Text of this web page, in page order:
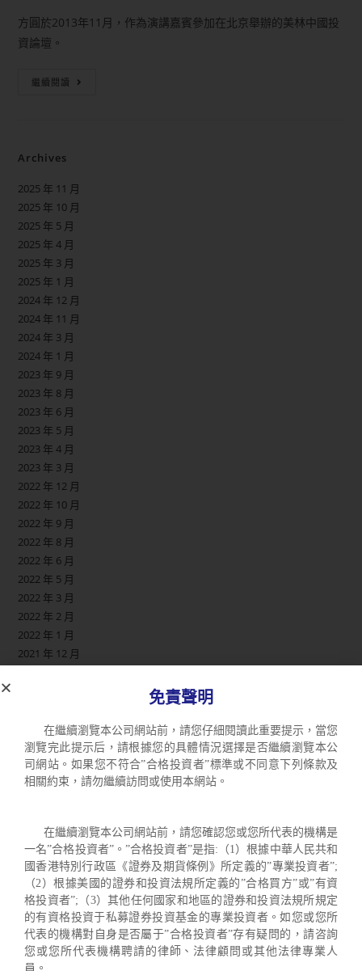
方圓於2013年11月，作為演講嘉賓參加在北京舉辦的美林中國投
資論壇。
繼續閱讀
Archives
2025 年 11 月
2025 年 10 月
2025 年 5 月
2025 年 4 月
2025 年 3 月
2025 年 1 月
2024 年 12 月
2024 年 11 月
2024 年 3 月
2024 年 1 月
2023 年 9 月
2023 年 8 月
2023 年 6 月
2023 年 5 月
2023 年 4 月
2023 年 3 月
2022 年 12 月
2022 年 10 月
2022 年 9 月
2022 年 8 月
2022 年 6 月
2022 年 5 月
2022 年 3 月
2022 年 2 月
2022 年 1 月
2021 年 12 月
2021 年 7 月
2021 年 6 月
2021 年 5 月
2021 年 4 月
2020 年 7 月
2020 年 4 月
2020 年 3 月
2020 年 2 月
2019 年 11 月
2019 年 10 月
2019 年 9 月
免責聲明
在繼續瀏覽本公司網站前，請您仔細閱讀此重要提示，當您
瀏覽完此提示后，請根據您的具體情況選擇是否繼續瀏覽本公
司網站。如果您不符合”合格投資者”標準或不同意下列條款及
相關約束，請勿繼續訪問或使用本網站。
在繼續瀏覽本公司網站前，請您確認您或您所代表的機構是
一名”合格投資者”。”合格投資者”是指:（1）根據中華人民共和
國香港特別行政區《證券及期貨條例》所定義的”專業投資者”;
（2）根據美國的證券和投資法規所定義的”合格買方”或”有資
格投資者”;（3）其他任何國家和地區的證券和投資法規所規定
的有資格投資于私募證券投資基金的專業投資者。如您或您所
代表的機構對自身是否屬于”合格投資者”存有疑問的，請咨詢
您或您所代表機構聘請的律師、法律顧問或其他法律專業人
員。